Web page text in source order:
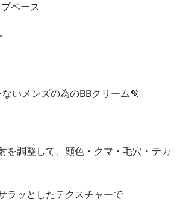
ベース
いメンズの為のBBクリーム🫧
を調整して、顔色・クマ・毛穴・テカ
ラッとしたテクスチャーで